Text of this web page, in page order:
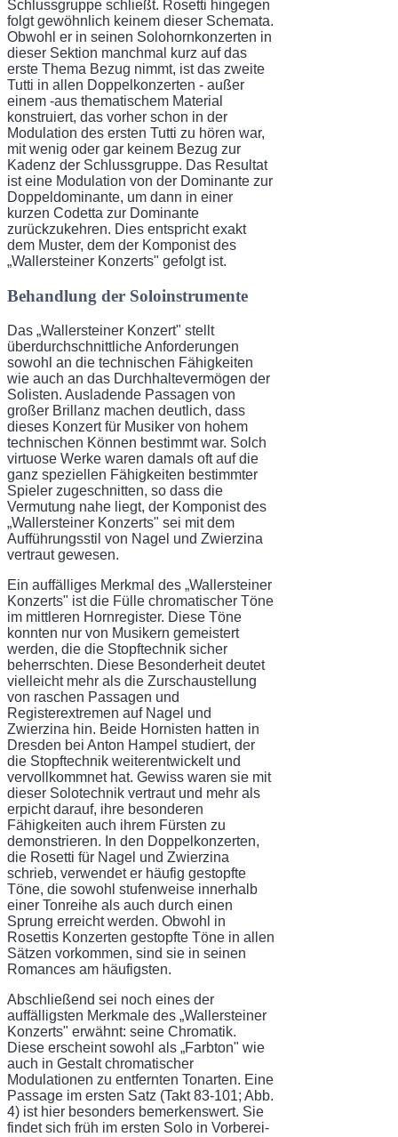
Schlussgruppe schließt. Rosetti hingegen
folgt gewöhnlich keinem dieser Sche­mata.
Obwohl er in seinen Solohornkonzerten in
dieser Sektion manchmal kurz auf das
erste Thema Bezug nimmt, ist das zweite
Tutti in allen Doppelkonzerten - außer
einem -aus thematischem Material
konstruiert, das vorher schon in der
Modulation des ersten Tutti zu hören war,
mit wenig oder gar keinem Bezug zur
Kadenz der Schlussgruppe. Das Resultat
ist eine Modulation von der Dominante zur
Doppeldominante, um dann in einer
kurzen Codetta zur Dominante
zurückzukehren. Dies entspricht exakt
dem Muster, dem der Komponist des
„Wallersteiner Konzerts" gefolgt ist.
Behandlung der Soloinstrumente
Das „Wallersteiner Konzert" stellt
überdurchschnittliche Anforderungen
sowohl an die technischen Fähigkeiten
wie auch an das Durchhaltevermögen der
Solisten. Ausladende Passagen von
großer Brillanz machen deutlich, dass
dieses Konzert für Musiker von ho­hem
technischen Können bestimmt war. Solch
virtuose Werke waren damals oft auf die
ganz speziellen Fähigkeiten bestimmter
Spieler zugeschnitten, so dass die
Vermutung nahe liegt, der Komponist des
„Wallersteiner Konzerts" sei mit dem
Aufführungsstil von Nagel und Zwierzina
vertraut gewesen.
Ein auffälliges Merkmal des „Wallersteiner
Konzerts" ist die Fülle chromatischer Töne
im mittleren Hornregister. Diese Töne
konnten nur von Musikern gemeistert
werden, die die Stopftechnik sicher
beherrschten. Diese Besonderheit deutet
vielleicht mehr als die Zurschaustellung
von raschen Passagen und
Registerextremen auf Nagel und
Zwierzina hin. Beide Hornisten hatten in
Dresden bei Anton Hampel studiert, der
die Stopftechnik weiterentwickelt und
vervollkommnet hat. Gewiss waren sie mit
dieser Solotechnik ver­traut und mehr als
erpicht darauf, ihre besonderen
Fähigkeiten auch ihrem Fürsten zu
demonstrieren. In den Doppelkonzerten,
die Rosetti für Nagel und Zwierzina
schrieb, verwendet er häufig gestopfte
Töne, die sowohl stufenweise innerhalb
einer Tonreihe als auch durch einen
Sprung erreicht werden. Obwohl in
Rosettis Konzerten gestopfte Töne in allen
Sätzen vorkommen, sind sie in seinen
Romances am häufigsten.
Abschließend sei noch eines der
auffälligsten Merkmale des „Wallersteiner
Konzerts" erwähnt: seine Chromatik.
Diese erscheint sowohl als „Farbton" wie
auch in Gestalt chroma­tischer
Modulationen zu entfernten Tonarten. Eine
Passage im ersten Satz (Takt 83-101; Abb.
4) ist hier besonders bemerkenswert. Sie
findet sich früh im ersten Solo in Vorberei­